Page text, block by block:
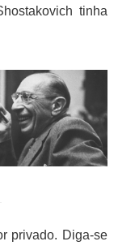
tinha
privado. Diga-se